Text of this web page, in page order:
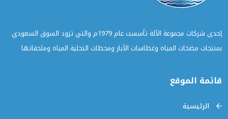
إحدى شركات مجموعة الآلة تأسست عام 1979م والتي تزود السوق السعودي
بمنتجات مضخات المياه وغطاسات الآبار ومحطات التحلية المياه وملحقاتها
قائمة الموقع
الرئيسية